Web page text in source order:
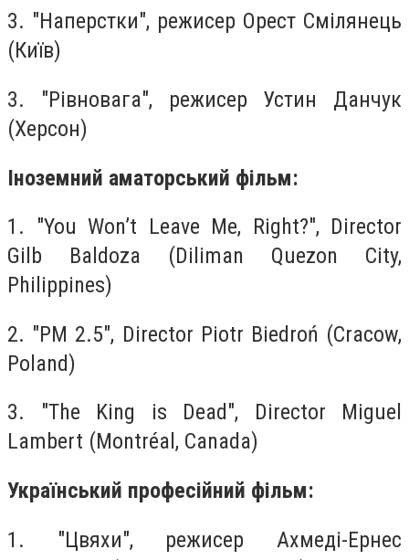
3. "Наперстки", режисер Орест Смілянець
(Київ)
3. "Рівновага", режисер Устин Данчук
(Херсон)
Іноземний аматорський фільм:
1. "You Won’t Leave Me, Right?", Director
Gilb Baldoza (Diliman Quezon City,
Philippines)
2. "PM 2.5", Director Piotr Biedroń (Cracow,
Poland)
3. "The King is Dead", Director Miguel
Lambert (Montréal, Canada)
Український професійний фільм:
1. "Цвяхи", режисер Ахмеді-Ернес